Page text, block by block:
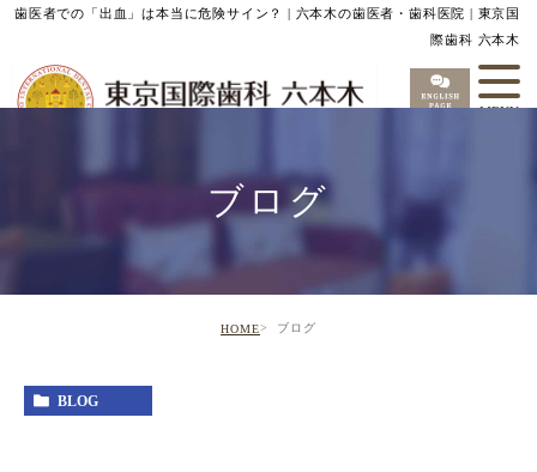
歯医者での「出血」は本当に危険サイン？ | 六本木の歯医者・歯科医院 | 東京国
際歯科 六本木
ブログ
HOME ブログ
BLOG